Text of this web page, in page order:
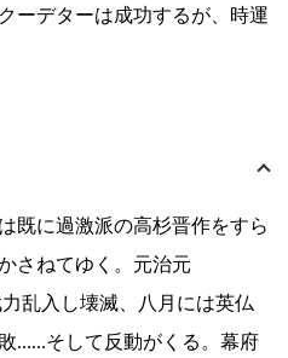
ーデターは成功するが、時運
既に過激派の高杉晋作をすら
さねてゆく。元治元
乱入し壊滅、八月には英仏
……そして反動がくる。幕府